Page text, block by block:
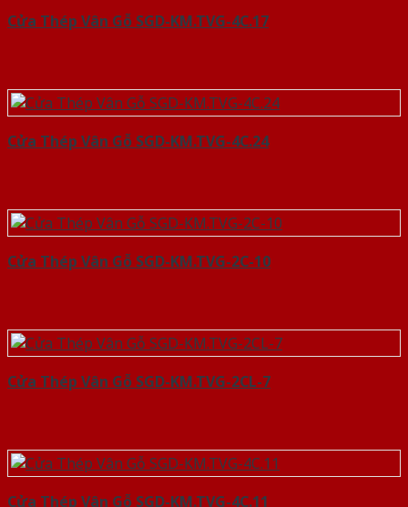
Cửa Thép Vân Gỗ SGD-KM.TVG-4C.17
Cửa Thép Vân Gỗ SGD-KM.TVG-4C.24
Cửa Thép Vân Gỗ SGD-KM.TVG-2C-10
Cửa Thép Vân Gỗ SGD-KM.TVG-2CL-7
Cửa Thép Vân Gỗ SGD-KM.TVG-4C.11